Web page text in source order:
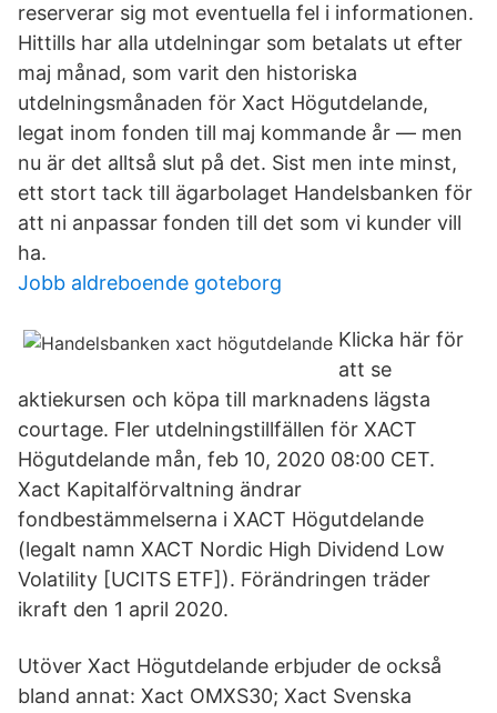
reserverar sig mot eventuella fel i informationen.
Hittills har alla utdelningar som betalats ut efter
maj månad, som varit den historiska
utdelningsmånaden för Xact Högutdelande,
legat inom fonden till maj kommande år — men
nu är det alltså slut på det. Sist men inte minst,
ett stort tack till ägarbolaget Handelsbanken för
att ni anpassar fonden till det som vi kunder vill
ha.
Jobb aldreboende goteborg
Klicka här för
att se
aktiekursen och köpa till marknadens lägsta
courtage. Fler utdelningstillfällen för XACT
Högutdelande mån, feb 10, 2020 08:00 CET.
Xact Kapitalförvaltning ändrar
fondbestämmelserna i XACT Högutdelande
(legalt namn XACT Nordic High Dividend Low
Volatility [UCITS ETF]). Förändringen träder
ikraft den 1 april 2020.
Utöver Xact Högutdelande erbjuder de också
bland annat: Xact OMXS30; Xact Svenska